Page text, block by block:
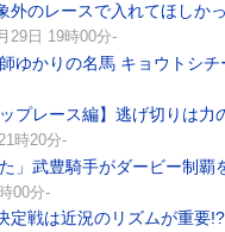
のレースで入れてほしか
29日 19時00分-
ゆかりの名馬 キョウトシ
ップレース編】逃げ切りは
時20分-
た」武豊騎手がダービー制
00分-
定戦は近況のリズムが重要